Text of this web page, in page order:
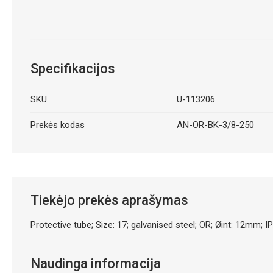
Specifikacijos
SKU U-113206
Prekės kodas AN-OR-BK-3/8-250
Tiekėjo prekės aprašymas
Protective tube; Size: 17; galvanised steel; OR; Øint: 12mm;
Naudinga informacija